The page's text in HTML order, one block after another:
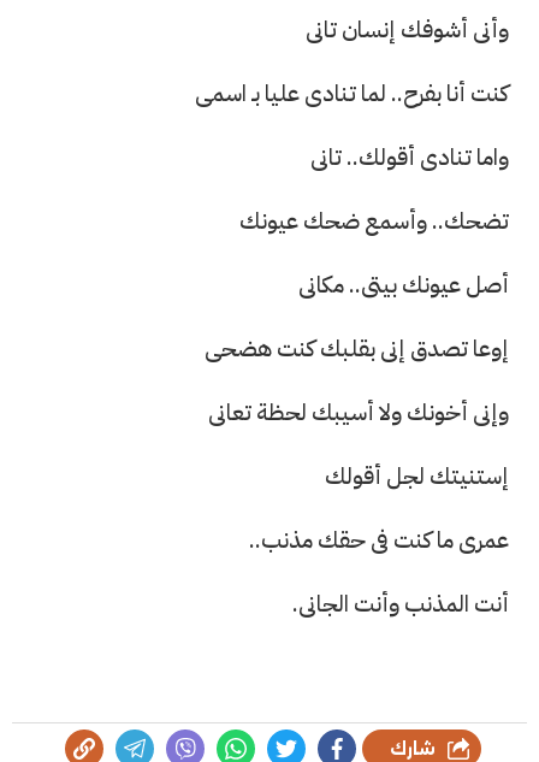
وأنى أشوفك إنسان تانى
كنت أنا بفرح.. لما تنادى عليا بـ اسمى
واما تنادى أقولك.. تانى
تضحك.. وأسمع ضحك عيونك
أصل عيونك بيتى.. مكانى
إوعا تصدق إنى بقلبك كنت هضحى
وإنى أخونك ولا أسيبك لحظة تعانى
إستنيتك لجل أقولك
عمرى ما كنت فى حقك مذنب..
أنت المذنب وأنت الجانى.
شارك